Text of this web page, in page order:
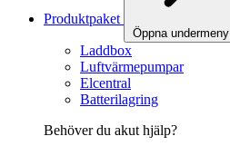
Produktpaket
Öppna undermeny
Laddbox
Luftvärmepumpar
Elcentral
Batterilagring
Behöver du akut hjälp?